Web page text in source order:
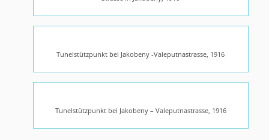
Tunelstützpunkt bei Jakobeny -Valeputnastrasse, 1916
Tunelstützpunkt bei Jakobeny – Valeputnastrasse, 1916